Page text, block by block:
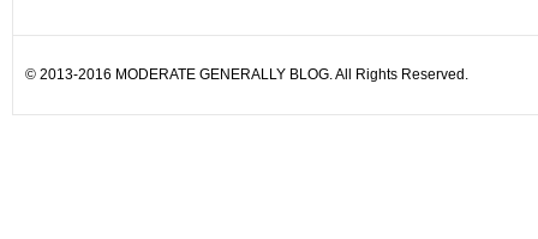
© 2013-2016 MODERATE GENERALLY BLOG. All Rights Reserved.